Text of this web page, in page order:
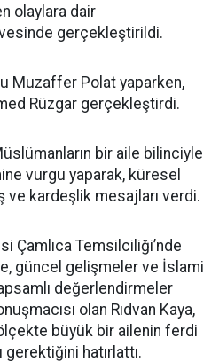
olaylara dair
gerçekleştirildi.
Muzaffer Polat yaparken,
Rüzgar gerçekleştirdi.
bir aile bilinciyle
vurgu yaparak, küresel
ve kardeşlik mesajları verdi.
Çamlıca Temsilciliği’nde
güncel gelişmeler ve İslami
değerlendirmeler
olan Rıdvan Kaya,
büyük bir ailenin ferdi
gerektiğini hatırlattı.